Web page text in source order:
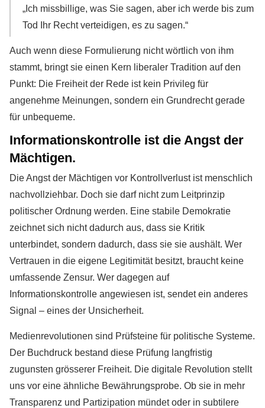
„Ich missbillige, was Sie sagen, aber ich werde bis zum
Tod Ihr Recht verteidigen, es zu sagen.“
Auch wenn diese Formulierung nicht wörtlich von ihm
stammt, bringt sie einen Kern liberaler Tradition auf den
Punkt: Die Freiheit der Rede ist kein Privileg für
angenehme Meinungen, sondern ein Grundrecht gerade
für unbequeme.
Informationskontrolle ist die Angst der
Mächtigen.
Die Angst der Mächtigen vor Kontrollverlust ist menschlich
nachvollziehbar. Doch sie darf nicht zum Leitprinzip
politischer Ordnung werden. Eine stabile Demokratie
zeichnet sich nicht dadurch aus, dass sie Kritik
unterbindet, sondern dadurch, dass sie sie aushält. Wer
Vertrauen in die eigene Legitimität besitzt, braucht keine
umfassende Zensur. Wer dagegen auf
Informationskontrolle angewiesen ist, sendet ein anderes
Signal – eines der Unsicherheit.
Medienrevolutionen sind Prüfsteine für politische Systeme.
Der Buchdruck bestand diese Prüfung langfristig
zugunsten grösserer Freiheit. Die digitale Revolution stellt
uns vor eine ähnliche Bewährungsprobe. Ob sie in mehr
Transparenz und Partizipation mündet oder in subtilere